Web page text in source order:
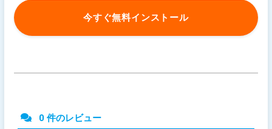
今すぐ無料インストール
0 件のレビュー